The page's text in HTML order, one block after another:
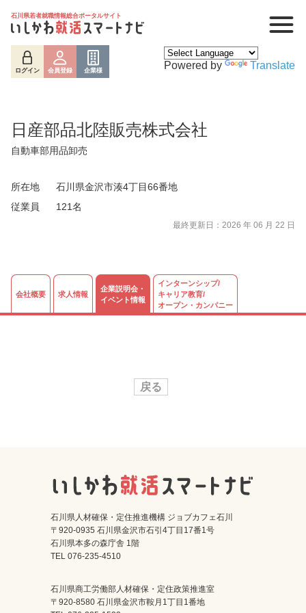
石川県若者就職情報総合ポータルサイト
ログイン 会員登録 企業様 Powered by Translate
日産部品北陸販売株式会社
自動車部用品卸売
所在地
石川県金沢市湊4丁目66番地
従業員
121名
最終更新日：2026 年 06 月 22 日
会社概要 求人情報
企業説明会・
イベント情報
インターンシップ/
キャリア教育/
オープン・カンパニー
戻る
石川県人材確保・定住推進機構 ジョブカフェ石川
〒920-0935 石川県金沢市石引4丁目17番1号
石川県本多の森庁舎 1階
TEL 076-235-4510
石川県商工労働部人材確保・定住政策推進室
〒920-8580 石川県金沢市鞍月1丁目1番地